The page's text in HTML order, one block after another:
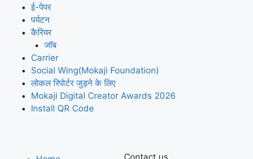
ई-पेपर
पर्यटन
कैरियर
जॉब
Carrier
Social Wing(Mokaji Foundation)
लोकल रिपोर्टर जुड़ने के लिए
Mokaji Digital Creator Awards 2026
Install QR Code
Contact us